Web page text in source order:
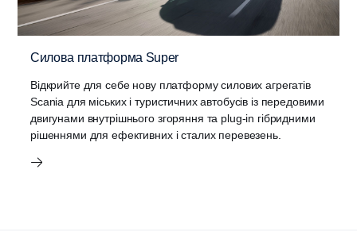
Силова платформа Super
Відкрийте для себе нову платформу силових агрегатів
Scania для міських і туристичних автобусів із передовими
двигунами внутрішнього згоряння та plug-in гібридними
рішеннями для ефективних і сталих перевезень.